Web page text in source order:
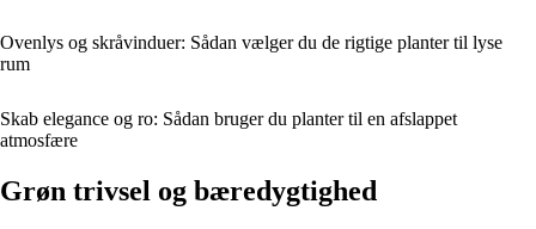
Ovenlys og skråvinduer: Sådan vælger du de rigtige planter til lyse
rum
Skab elegance og ro: Sådan bruger du planter til en afslappet
atmosfære
Grøn trivsel og bæredygtighed